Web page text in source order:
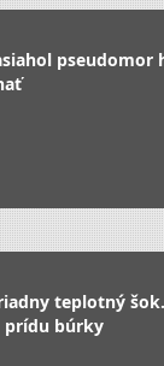
pseudomor
teplotný
prídu búrky